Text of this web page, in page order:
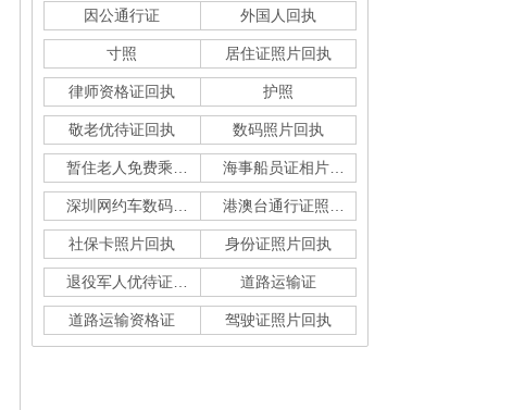
因公通行证 外国人回执
寸照 居住证照片回执
律师资格证回执 护照
敬老优待证回执 数码照片回执
海事船员证相片采集
社保卡照片回执 身份证照片回执
道路运输证
道路运输资格证 驾驶证照片回执